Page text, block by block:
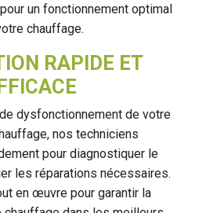
un fonctionnement optimal
chauffage.
RAPIDE ET
dysfonctionnement de votre
nos techniciens
pour diagnostiquer le
les réparations nécessaires.
en œuvre pour garantir la